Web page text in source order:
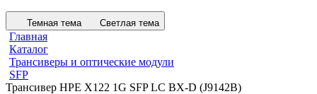
Темная тема Светлая тема
Главная
Каталог
Трансиверы и оптические модули
SFP
Трансивер HPE X122 1G SFP LC BX-D (J9142B)